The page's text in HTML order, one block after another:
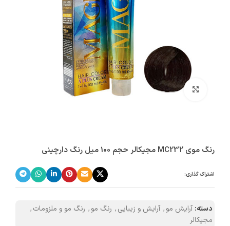
بزرگنمایی تصویر
رنگ موی MC232 مجیکالر حجم 100 میل رنگ دارچینی
اشتراک گذاری:
دسته: آرایش مو, آرایش و زیبایی, رنگ مو, رنگ مو و ملزومات,
مجیکالر